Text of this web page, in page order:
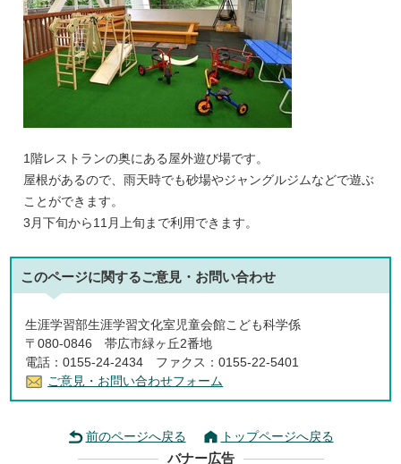
1階レストランの奥にある屋外遊び場です。
屋根があるので、雨天時でも砂場やジャングルジムなどで遊ぶ
ことができます。
3月下旬から11月上旬まで利用できます。
このページに関するご意見・お問い合わせ
生涯学習部生涯学習文化室児童会館こども科学係
〒080-0846 帯広市緑ヶ丘2番地
電話：0155-24-2434 ファクス：0155-22-5401
ご意見・お問い合わせフォーム
前のページへ戻る トップページへ戻る
バナー広告